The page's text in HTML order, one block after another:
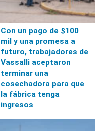
Con un pago de $100
mil y una promesa a
futuro, trabajadores de
Vassalli aceptaron
terminar una
cosechadora para que
la fábrica tenga
ingresos